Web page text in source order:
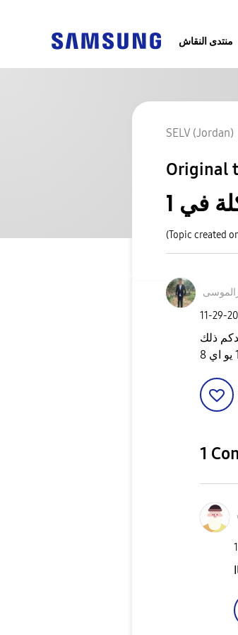
منتدى النقاش
SELV (Jordan)
Original
(Topic created
‎11-29-
ذلك
1